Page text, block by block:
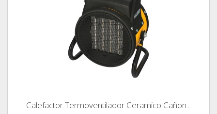
Calefactor Termoventilador Ceramico Cañon...